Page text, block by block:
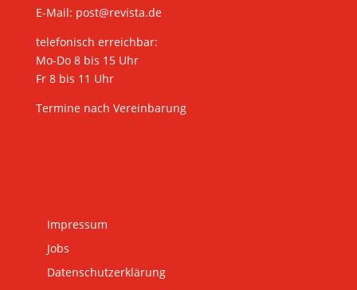
E-Mail: post@revista.de
telefonisch erreichbar:
Mo-Do 8 bis 15 Uhr
Fr 8 bis 11 Uhr
Termine nach Vereinbarung
Impressum
Jobs
Datenschutzerklärung